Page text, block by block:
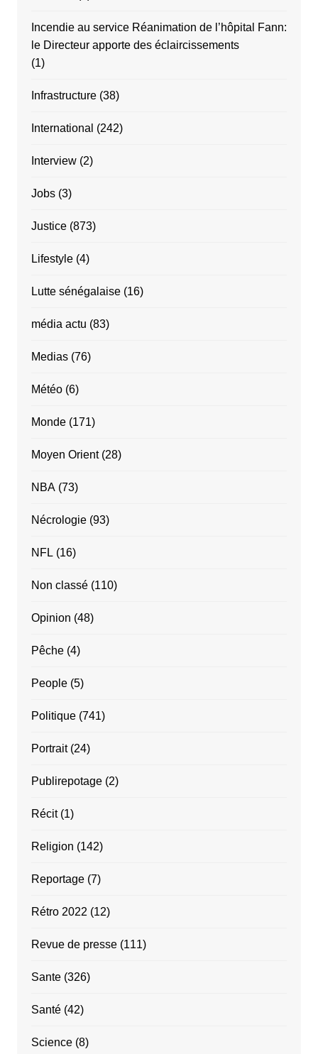
Incendie au service Réanimation de l’hôpital Fann:
le Directeur apporte des éclaircissements
(1)
Infrastructure(38)
International (242)
Interview(2)
Jobs(3)
Justice(873)
Lifestyle(4)
Lutte sénégalaise(16)
média actu (83)
Medias(76)
Météo(6)
Monde(171)
Moyen Orient(28)
NBA(73)
Nécrologie(93)
NFL (16)
Non classé(110)
Opinion (48)
Pêche(4)
People(5)
Politique(741)
Portrait(24)
Publirepotage(2)
Récit(1)
Religion (142)
Reportage(7)
Rétro 2022 (12)
Revue de presse(111)
Sante(326)
Santé(42)
Science(8)